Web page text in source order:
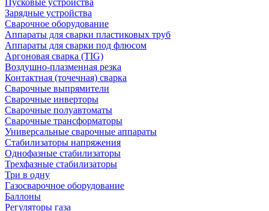
Пусковые устройства
Зарядные устройства
Сварочное оборудование
Аппараты для сварки пластиковых труб
Аппараты для сварки под флюсом
Аргоновая сварка (TIG)
Воздушно-плазменная резка
Контактная (точечная) сварка
Сварочные выпрямители
Сварочные инверторы
Сварочные полуавтоматы
Сварочные трансформаторы
Универсальные сварочные аппараты
Стабилизаторы напряжения
Однофазные стабилизаторы
Трехфазные стабилизаторы
Три в одну
Газосварочное оборудование
Баллоны
Регуляторы газа